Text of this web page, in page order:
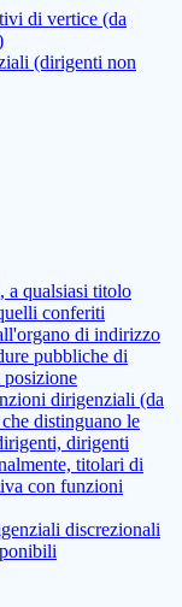
di vertice (da
(dirigenti non
a qualsiasi titolo
conferiti
di indirizzo
pubbliche di
dirigenziali (da
distinguano le
dirigenti
titolari di
con funzioni
discrezionali